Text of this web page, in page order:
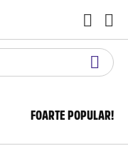
FOARTE POPULAR!